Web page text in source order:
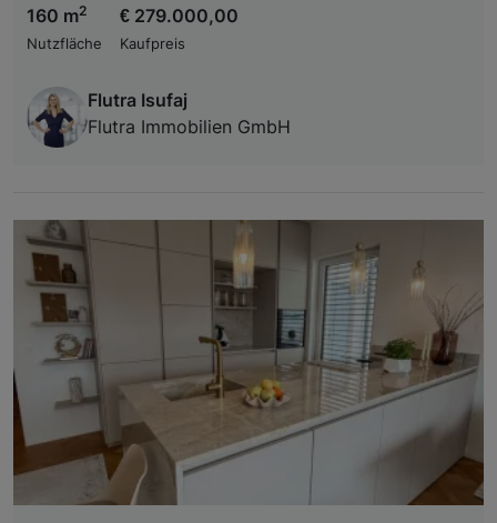
160 m2
Nutzfläche
€ 279.000,00
Kaufpreis
Flutra Isufaj
Flutra Immobilien GmbH